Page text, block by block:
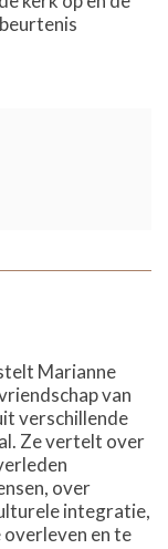
Marianne
van
verschillende
Ze vertelt over
over
integratie,
en te